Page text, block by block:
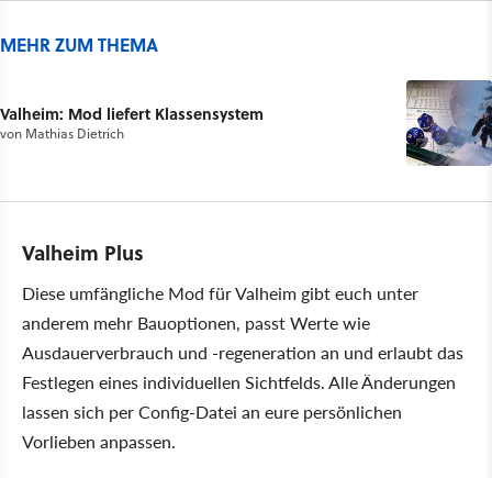
MEHR ZUM THEMA
Valheim: Mod liefert Klassensystem
von Mathias Dietrich
Valheim Plus
Diese umfängliche Mod für Valheim gibt euch unter
anderem mehr Bauoptionen, passt Werte wie
Ausdauerverbrauch und -regeneration an und erlaubt das
Festlegen eines individuellen Sichtfelds. Alle Änderungen
lassen sich per Config-Datei an eure persönlichen
Vorlieben anpassen.